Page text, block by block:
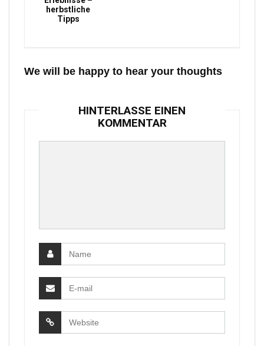
herbstliche
Tipps
We will be happy to hear your thoughts
HINTERLASSE EINEN
KOMMENTAR